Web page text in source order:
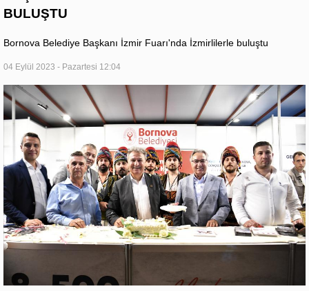
BULUŞTU
Bornova Belediye Başkanı İzmir Fuarı'nda İzmirlilerle buluştu
04 Eylül 2023 - Pazartesi 12:04